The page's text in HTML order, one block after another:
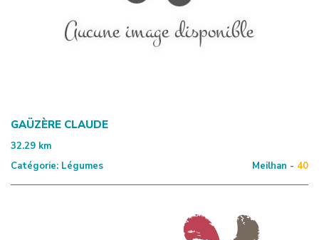
GAÜZÈRE CLAUDE
32.29 km
Catégorie: Légumes Meilhan - 40